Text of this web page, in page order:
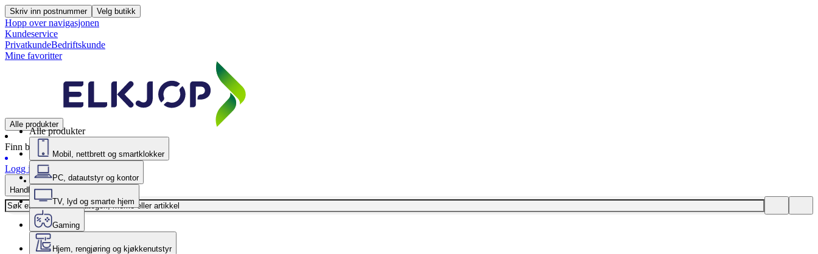
Skriv inn postnummer Velg butikk
Hopp over navigasjonen
Kundeservice
PrivatkundeBedriftskunde
Mine favoritter
Alle produkter
Finn butikk
Logg inn
Handlekurv
Alle produkter
Mobil, nettbrett og smartklokker
PC, datautstyr og kontor
TV, lyd og smarte hjem
Gaming
Hjem, rengjøring og kjøkkenutstyr